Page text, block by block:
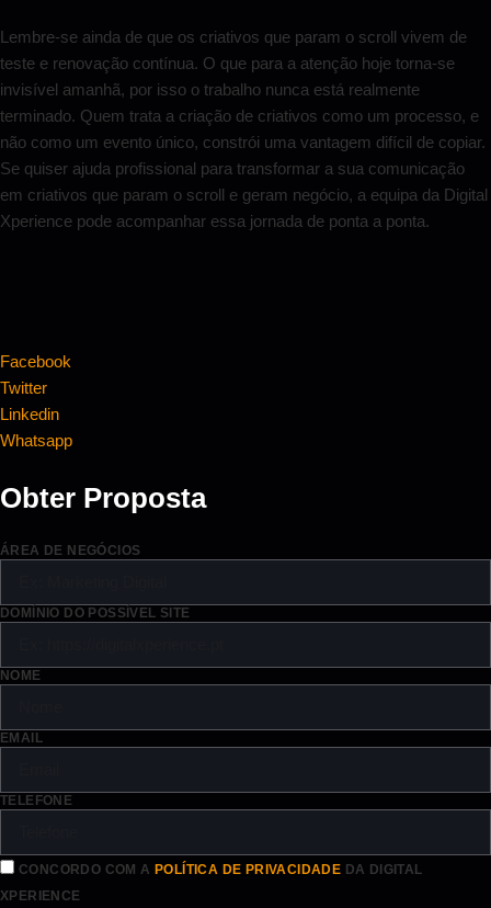
Lembre-se ainda de que os criativos que param o scroll vivem de
teste e renovação contínua. O que para a atenção hoje torna-se
invisível amanhã, por isso o trabalho nunca está realmente
terminado. Quem trata a criação de criativos como um processo, e
não como um evento único, constrói uma vantagem difícil de copiar.
Se quiser ajuda profissional para transformar a sua comunicação
em criativos que param o scroll e geram negócio, a equipa da Digital
Xperience pode acompanhar essa jornada de ponta a ponta.
Facebook
Twitter
Linkedin
Whatsapp
Obter Proposta
ÁREA DE NEGÓCIOS
DOMÍNIO DO POSSÍVEL SITE
NOME
EMAIL
TELEFONE
CONCORDO COM APOLÍTICA DE PRIVACIDADE DA DIGITAL
XPERIENCE